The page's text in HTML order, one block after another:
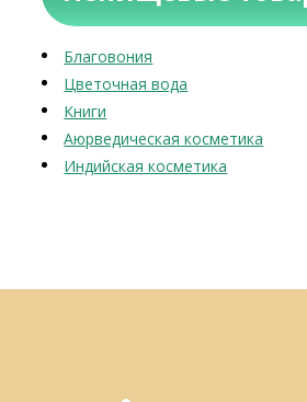
Благовония
Цветочная вода
Книги
Аюрведическая косметика
Индийская косметика